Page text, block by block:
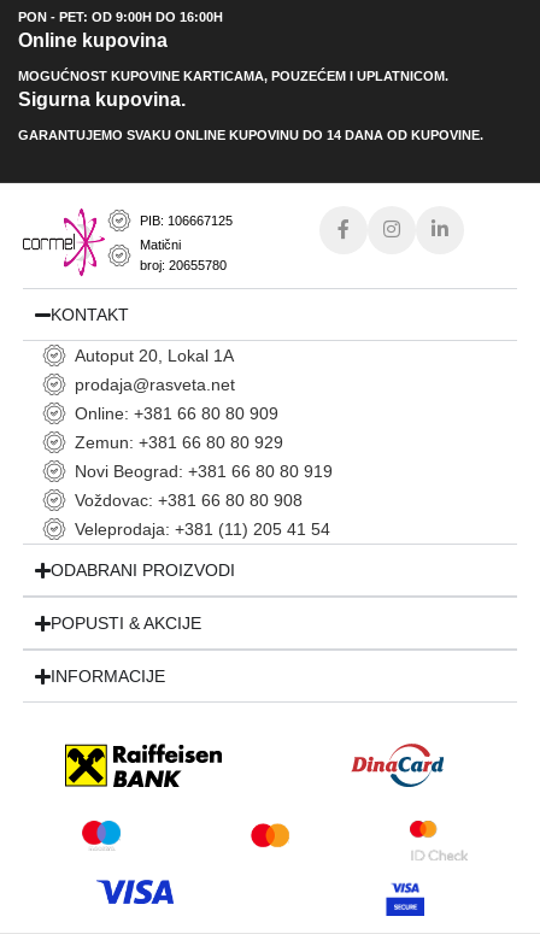
PON - PET: OD 9:00H DO 16:00H
Online kupovina
MOGUĆNOST KUPOVINE KARTICAMA, POUZEĆEM I UPLATNICOM.
Sigurna kupovina.
GARANTUJEMO SVAKU ONLINE KUPOVINU DO 14 DANA OD KUPOVINE.
PIB: 106667125
Matični
broj: 20655780
KONTAKT
Autoput 20, Lokal 1A
prodaja@rasveta.net
Online: +381 66 80 80 909
Zemun: +381 66 80 80 929
Novi Beograd: +381 66 80 80 919
Voždovac: +381 66 80 80 908
Veleprodaja: +381 (11) 205 41 54
ODABRANI PROIZVODI
POPUSTI & AKCIJE
INFORMACIJE